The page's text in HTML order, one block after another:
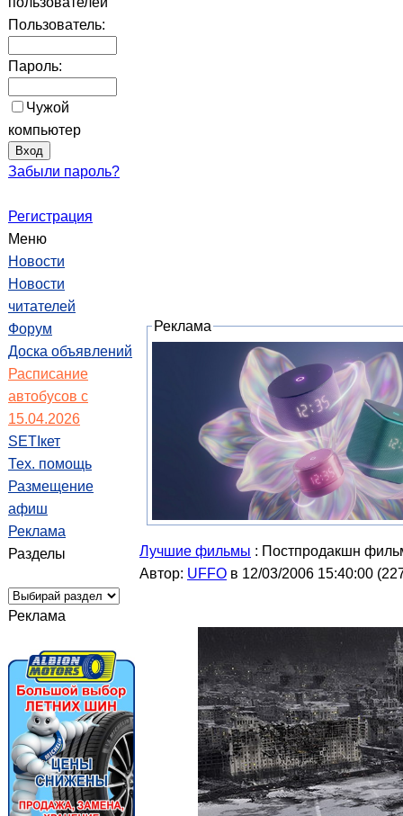
Пользователь:
Пароль:
Чужой
компьютер
Забыли пароль?
Регистрация
Меню
Новости
Новости
читателей
Форум
Доска объявлений
Расписание
автобусов с
15.04.2026
SETIкет
Тех. помощь
Размещение
афиш
Реклама
Разделы
Реклама
Реклама
Лучшие фильмы : Постпродакшн
Автор: UFFO в 12/03/2006 15:40:00 (